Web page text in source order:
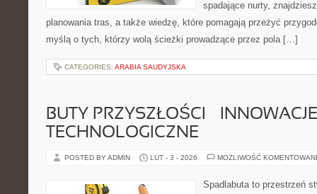
spadające nurty,
planowania tras, a także wiedzę, które pomagają przeżyć
myślą o tych, którzy wolą ścieżki prowadzące przez pola […]
CATEGORIES: ARABIA SAUDYJSKA
BUTY PRZYSZŁOŚCI – INNOWACJE
TECHNOLOGICZNE
POSTED BY ADMIN LUT - 3 - 2026 MOŻLIWOŚĆ
Spadlabuta to przestrzeń